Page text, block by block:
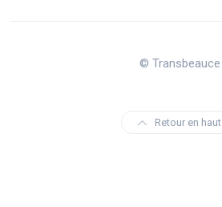
© Transbeauce
Retour en haut